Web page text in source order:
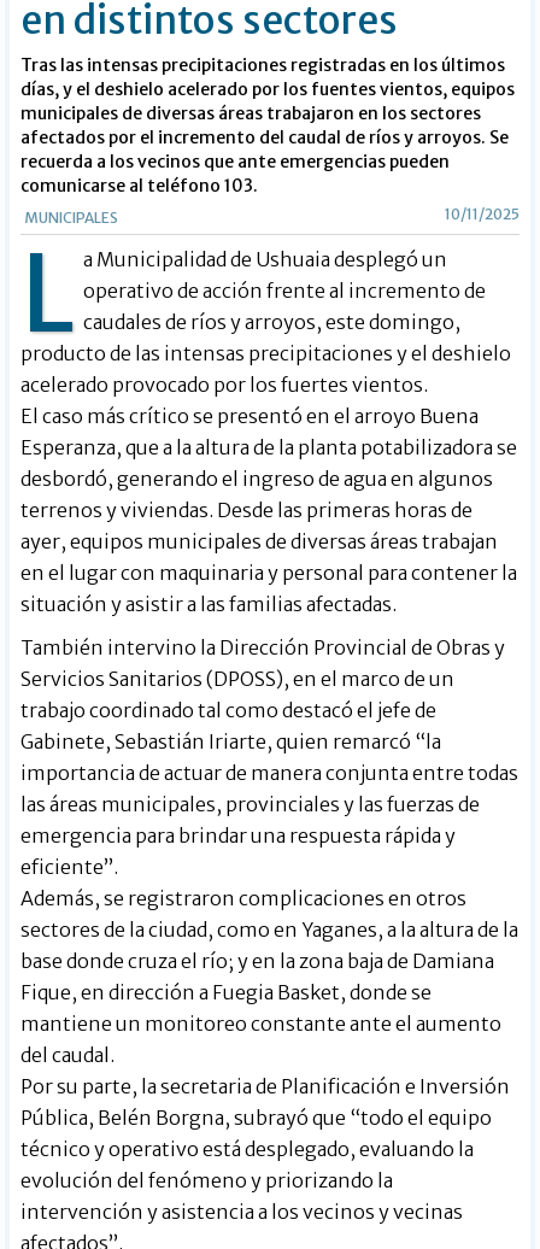
en distintos sectores
Tras las intensas precipitaciones registradas en los últimos
días, y el deshielo acelerado por los fuentes vientos, equipos
municipales de diversas áreas trabajaron en los sectores
afectados por el incremento del caudal de ríos y arroyos. Se
recuerda a los vecinos que ante emergencias pueden
comunicarse al teléfono 103.
MUNICIPALES 10/11/2025
L a Municipalidad de Ushuaia desplegó un
operativo de acción frente al incremento de
caudales de ríos y arroyos, este domingo,
producto de las intensas precipitaciones y el deshielo
acelerado provocado por los fuertes vientos.
El caso más crítico se presentó en el arroyo Buena
Esperanza, que a la altura de la planta potabilizadora se
desbordó, generando el ingreso de agua en algunos
terrenos y viviendas. Desde las primeras horas de
ayer, equipos municipales de diversas áreas trabajan
en el lugar con maquinaria y personal para contener la
situación y asistir a las familias afectadas.
También intervino la Dirección Provincial de Obras y
Servicios Sanitarios (DPOSS), en el marco de un
trabajo coordinado tal como destacó el jefe de
Gabinete, Sebastián Iriarte, quien remarcó “la
importancia de actuar de manera conjunta entre todas
las áreas municipales, provinciales y las fuerzas de
emergencia para brindar una respuesta rápida y
eficiente”.
Además, se registraron complicaciones en otros
sectores de la ciudad, como en Yaganes, a la altura de la
base donde cruza el río; y en la zona baja de Damiana
Fique, en dirección a Fuegia Basket, donde se
mantiene un monitoreo constante ante el aumento
del caudal.
Por su parte, la secretaria de Planificación e Inversión
Pública, Belén Borgna, subrayó que “todo el equipo
técnico y operativo está desplegado, evaluando la
evolución del fenómeno y priorizando la
intervención y asistencia a los vecinos y vecinas
afectados”.